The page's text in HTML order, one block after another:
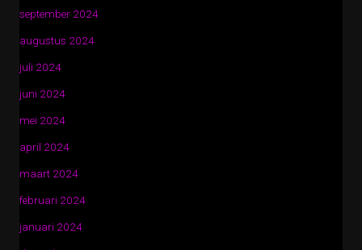
september 2024
augustus 2024
juli 2024
juni 2024
mei 2024
april 2024
maart 2024
februari 2024
januari 2024